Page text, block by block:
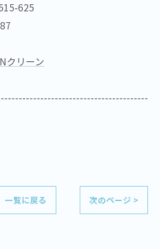
625
クリーン
一覧に戻る 次のページ >